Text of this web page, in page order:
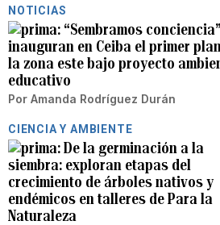
NOTICIAS
“Sembramos
inauguran en Ceiba el primer
la zona este bajo proyecto
educativo
Por Amanda Rodríguez Durán
CIENCIA Y AMBIENTE
De la germinación a la
siembra: exploran etapas del
crecimiento de árboles nativos y
endémicos en talleres de Para la
Naturaleza